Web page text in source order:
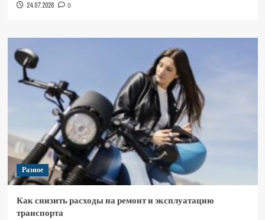
24.07.2026 0
Разное
Как снизить расходы на ремонт и эксплуатацию
транспорта